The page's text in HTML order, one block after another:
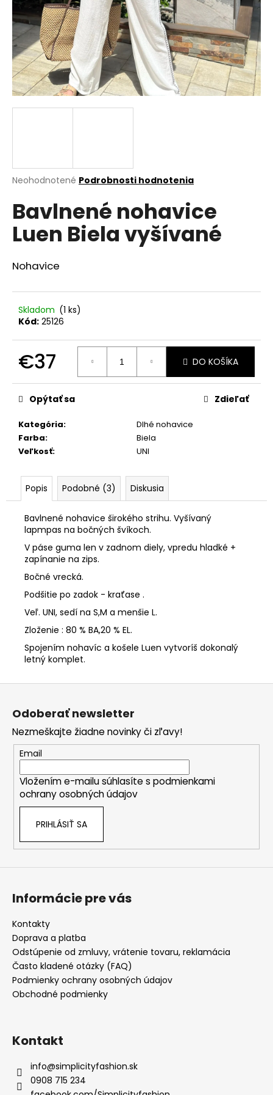
Priemerné
produktu
je
0,0
hviezdičiek.
Neohodnotené Podrobnosti hodnotenia
Bavlnené nohavice
Luen Biela vyšívané
Nohavice
Skladom (1 ks)
Kód: 25126
€37 DO KOŠÍKA
Kategória:
Dlhé nohavice
Farba:
Biela
Veľkosť: UNI
Opýtať sa Zdieľať
Popis Podobné (3) Diskusia
Bavlnené nohavice širokého strihu. Vyšívaný
lapmpas na bočných švíkoch.
V páse guma len v zadnom diely, vpredu hladké +
zapínanie na zips.
Bočné vrecká.
Podšitie po zadok - kraťase .
Veľ. UNI, sedí na S,M a menšie L.
Zloženie : 80 % BA,20 % EL.
Spojením nohavíc a košele Luen vytvoríš dokonalý
letný komplet.
á
j
s
ť
?
d
p
o
ú
a
m
e
KOMPLET
LA
BALANCIA
AURA
PÚDROVÁ
RUŽOVÁ
€110
Odoberať newsletter
Nezmeškajte žiadne novinky či zľavy!
Email
Vložením e-mailu súhlasíte s podmienkami
ochrany osobných údajov
PRIHLÁSIŤ SA
Informácie pre vás
Kontakty
Doprava a platba
Odstúpenie od zmluvy, vrátenie tovaru, reklamácia
Často kladené otázky (FAQ)
Podmienky ochrany osobných údajov
Obchodné podmienky
Kontakt
info@simplicityfashion.sk
0908 715 234